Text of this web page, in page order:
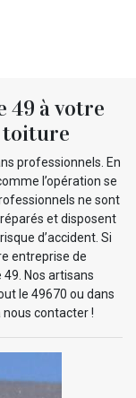
49 à votre
toiture
professionnels. En
l’opération se
ne sont
et disposent
d’accident. Si
entreprise de
49. Nos artisans
le 49670 ou dans
nous contacter !